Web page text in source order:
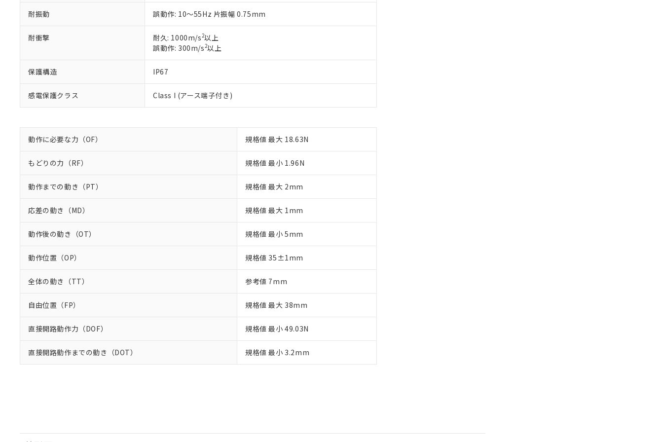
耐振動 誤動作: 10～55Hz 片振幅 0.75mm
耐衝撃 耐久: 1000m/s2以上
誤動作: 300m/s2以上
保護構造 IP67
感電保護クラス Class I (アース端子付き)
動作に必要な力（OF） 規格値 最大 18.63N
もどりの力（RF） 規格値 最小 1.96N
動作までの動き（PT） 規格値 最大 2mm
応差の動き（MD） 規格値 最大 1mm
動作後の動き（OT） 規格値 最小 5mm
動作位置（OP） 規格値 35±1mm
全体の動き（TT） 参考値 7mm
自由位置（FP） 規格値 最大 38mm
直接開路動作力（DOF） 規格値 最小 49.03N
直接開路動作までの動き（DOT） 規格値 最小 3.2mm
が、当社の製品・サービスに関するお客様との取引・商談に必要な範囲で利用することをご了承くだ
さい。
※当社の共同利用者とは、"個人情報の共同利用に関して"
の「1.共同利用者の範囲」に記載されて
いる法人を指します。
下記の非含有証明書をダウンロードすることができます。
EU RoHS指令（10物質）の非含有証明書
51物質の非含有証明書（当社基準）
※本証明書は発行日時点で非含有を証明するもので、過去に遡って非含有を証明するものではありません。
また、RoHS指令のフタル酸エステル類４物質の対応では、対応完了までの期間は出荷製品に未対応品が
り割愛しております。